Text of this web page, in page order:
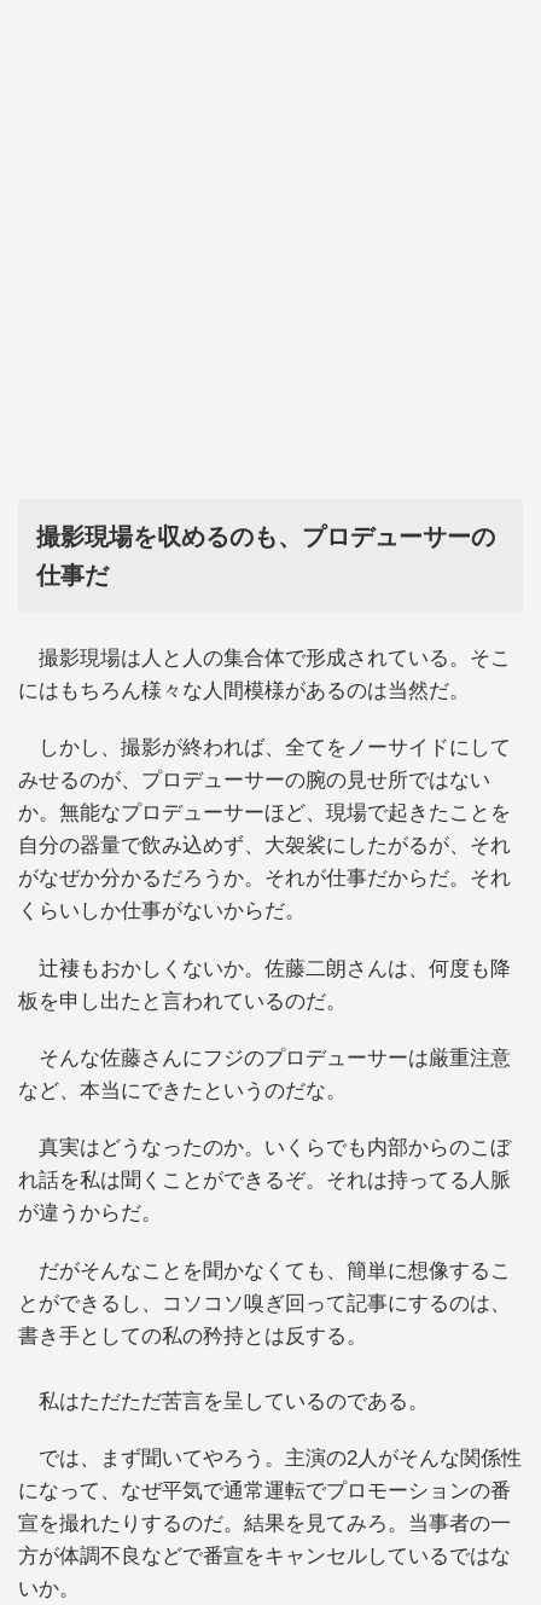
撮影現場を収めるのも、プロデューサーの
仕事だ
撮影現場は人と人の集合体で形成されている。そこ
にはもちろん様々な人間模様があるのは当然だ。
しかし、撮影が終われば、全てをノーサイドにして
みせるのが、プロデューサーの腕の見せ所ではない
か。無能なプロデューサーほど、現場で起きたことを
自分の器量で飲み込めず、大袈裟にしたがるが、それ
がなぜか分かるだろうか。それが仕事だからだ。それ
くらいしか仕事がないからだ。
辻褄もおかしくないか。佐藤二朗さんは、何度も降
板を申し出たと言われているのだ。
そんな佐藤さんにフジのプロデューサーは厳重注意
など、本当にできたというのだな。
真実はどうなったのか。いくらでも内部からのこぼ
れ話を私は聞くことができるぞ。それは持ってる人脈
が違うからだ。
だがそんなことを聞かなくても、簡単に想像するこ
とができるし、コソコソ嗅ぎ回って記事にするのは、
書き手としての私の矜持とは反する。
私はただただ苦言を呈しているのである。
では、まず聞いてやろう。主演の2人がそんな関係性
になって、なぜ平気で通常運転でプロモーションの番
宣を撮れたりするのだ。結果を見てみろ。当事者の一
方が体調不良などで番宣をキャンセルしているではな
いか。